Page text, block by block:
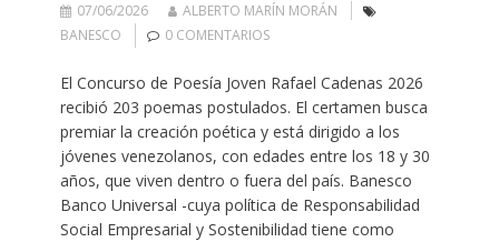
07/06/2026
ALBERTO MARÍN MORÁN
BANESCO
0 COMENTARIOS
El Concurso de Poesía Joven Rafael Cadenas 2026
recibió 203 poemas postulados. El certamen busca
premiar la creación poética y está dirigido a los
jóvenes venezolanos, con edades entre los 18 y 30
años, que viven dentro o fuera del país. Banesco
Banco Universal -cuya política de Responsabilidad
Social Empresarial y Sostenibilidad tiene como